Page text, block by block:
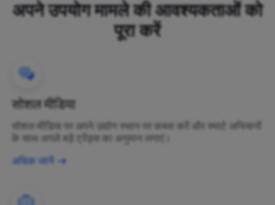
अपने उपयोग मामले की आवश्यकताओं को
पूरा करें
सोशल मीडिया
सोशल मीडिया पर अपने उद्योग स्थान पर कब्जा करें और स्मार्ट अभियानों
के साथ अगले बड़े ट्रेंड्स का अनुमान लगाएं।
अधिक जानें